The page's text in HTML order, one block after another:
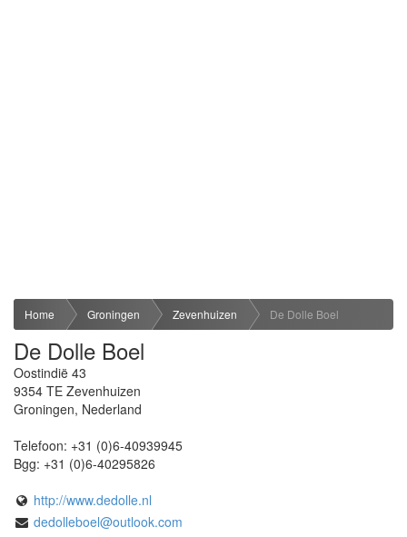
Home Groningen Zevenhuizen De Dolle Boel
De Dolle Boel
Oostindië 43
9354 TE Zevenhuizen
Groningen, Nederland
Telefoon: +31 (0)6-40939945
Bgg: +31 (0)6-40295826
http://www.dedolle.nl
dedolleboel@outlook.com